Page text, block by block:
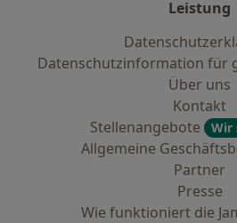
Leistung
Datenschutzinformation für
Über uns
Kontakt
Stellenangebote
Wir
Allgemeine
Partner
Presse
Wie funktioniert die